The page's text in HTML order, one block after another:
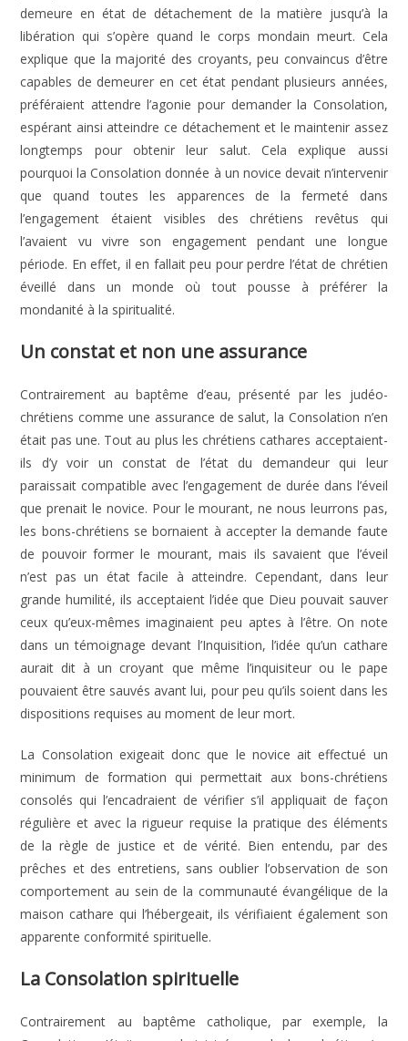
demeure en état de détachement de la matière jusqu’à la
libération qui s’opère quand le corps mondain meurt. Cela
explique que la majorité des croyants, peu convaincus d’être
capables de demeurer en cet état pendant plusieurs années,
préféraient attendre l’agonie pour demander la Consolation,
espérant ainsi atteindre ce détachement et le maintenir assez
longtemps pour obtenir leur salut. Cela explique aussi
pourquoi la Consolation donnée à un novice devait n’intervenir
que quand toutes les apparences de la fermeté dans
l’engagement étaient visibles des chrétiens revêtus qui
l’avaient vu vivre son engagement pendant une longue
période. En effet, il en fallait peu pour perdre l’état de chrétien
éveillé dans un monde où tout pousse à préférer la
mondanité à la spiritualité.
Un constat et non une assurance
Contrairement au baptême d’eau, présenté par les judéo-
chrétiens comme une assurance de salut, la Consolation n’en
était pas une. Tout au plus les chrétiens cathares acceptaient-
ils d’y voir un constat de l’état du demandeur qui leur
paraissait compatible avec l’engagement de durée dans l’éveil
que prenait le novice. Pour le mourant, ne nous leurrons pas,
les bons-chrétiens se bornaient à accepter la demande faute
de pouvoir former le mourant, mais ils savaient que l’éveil
n’est pas un état facile à atteindre. Cependant, dans leur
grande humilité, ils acceptaient l’idée que Dieu pouvait sauver
ceux qu’eux-mêmes imaginaient peu aptes à l’être. On note
dans un témoignage devant l’Inquisition, l’idée qu’un cathare
aurait dit à un croyant que même l’inquisiteur ou le pape
pouvaient être sauvés avant lui, pour peu qu’ils soient dans les
dispositions requises au moment de leur mort.
La Consolation exigeait donc que le novice ait effectué un
minimum de formation qui permettait aux bons-chrétiens
consolés qui l’encadraient de vérifier s’il appliquait de façon
régulière et avec la rigueur requise la pratique des éléments
de la règle de justice et de vérité. Bien entendu, par des
prêches et des entretiens, sans oublier l’observation de son
comportement au sein de la communauté évangélique de la
maison cathare qui l’hébergeait, ils vérifiaient également son
apparente conformité spirituelle.
La Consolation spirituelle
Contrairement au baptême catholique, par exemple, la